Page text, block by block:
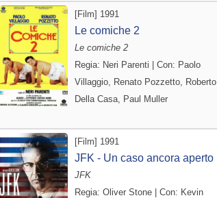
[Film] 1991
Le comiche 2
Le comiche 2
Regia: Neri Parenti | Con: Paolo
Villaggio, Renato Pozzetto, Roberto
Della Casa, Paul Muller
[Film] 1991
JFK - Un caso ancora aperto
JFK
Regia: Oliver Stone | Con: Kevin